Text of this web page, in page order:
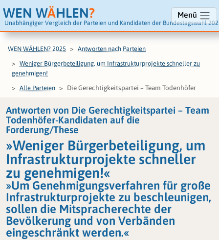
WEN WÄHLEN?
Unabhängiger Vergleich der Parteien und Kandidaten der Bundestagswahl
Menü
WEN WÄHLEN? 2025 Antworten nach Parteien
Weniger Bürgerbeteiligung, um Infrastrukturprojekte schneller zu
genehmigen!
Alle Parteien Die Gerechtigkeitspartei – Team Todenhöfer
Antworten von Die Gerechtigkeitspartei – Team
Todenhöfer-Kandidaten auf die
Forderung/These
»Weniger Bürgerbeteiligung, um
Infrastrukturprojekte schneller
zu genehmigen!«
»Um Genehmigungsverfahren für große
Infrastrukturprojekte zu beschleunigen,
sollen die Mitspracherechte der
Bevölkerung und von Verbänden
eingeschränkt werden.«